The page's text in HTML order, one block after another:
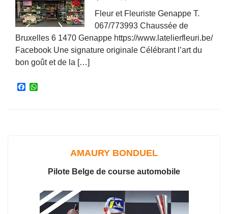
Fleur et Fleuriste Genappe T.
067/773993 Chaussée de
Bruxelles 6 1470 Genappe https://www.latelierfleuri.be/
Facebook Une signature originale Célébrant l’art du
bon goût et de la […]
F
AMAURY BONDUEL
Pilote Belge de course automobile